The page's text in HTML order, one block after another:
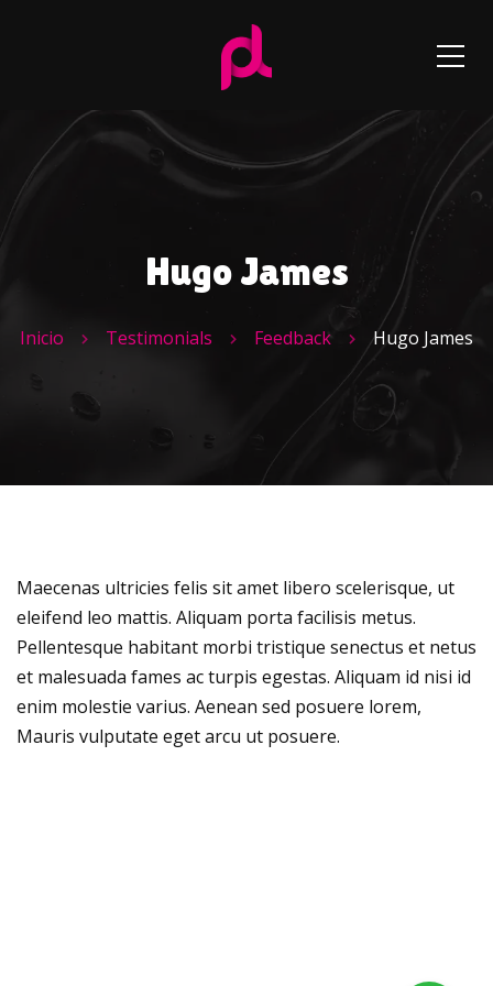
Hugo James
Inicio Testimonials Feedback Hugo James
Maecenas ultricies felis sit amet libero scelerisque, ut
eleifend leo mattis. Aliquam porta facilisis metus.
Pellentesque habitant morbi tristique senectus et netus
et malesuada fames ac turpis egestas. Aliquam id nisi id
enim molestie varius. Aenean sed posuere lorem,
Mauris vulputate eget arcu ut posuere.